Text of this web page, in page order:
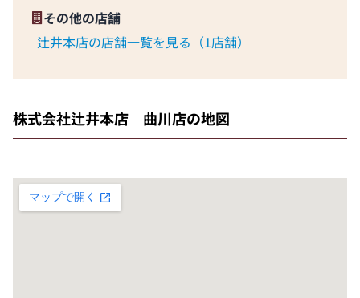
その他の店舗
辻井本店の店舗一覧を見る（1店舗）
株式会社辻井本店 曲川店の地図